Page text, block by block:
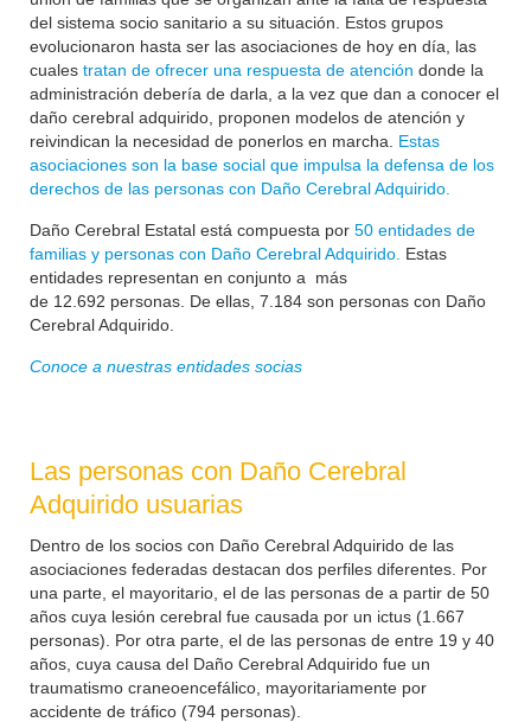
del sistema socio sanitario a su situación. Estos grupos
evolucionaron hasta ser las asociaciones de hoy en día, las
cuales tratan de ofrecer una respuesta de atención donde la
administración debería de darla, a la vez que dan a conocer el
daño cerebral adquirido, proponen modelos de atención y
reivindican la necesidad de ponerlos en marcha. Estas
asociaciones son la base social que impulsa la defensa de los
derechos de las personas con Daño Cerebral Adquirido.
Daño Cerebral Estatal está compuesta por 50 entidades de
familias y personas con Daño Cerebral Adquirido. Estas
entidades representan en conjunto a más
de 12.692 personas. De ellas, 7.184 son personas con Daño
Cerebral Adquirido.
Conoce a nuestras entidades socias
Las personas con Daño Cerebral
Adquirido usuarias
Dentro de los socios con Daño Cerebral Adquirido de las
asociaciones federadas destacan dos perfiles diferentes. Por
una parte, el mayoritario, el de las personas de a partir de 50
años cuya lesión cerebral fue causada por un ictus (1.667
personas). Por otra parte, el de las personas de entre 19 y 40
años, cuya causa del Daño Cerebral Adquirido fue un
traumatismo craneoencefálico, mayoritariamente por
accidente de tráfico (794 personas).